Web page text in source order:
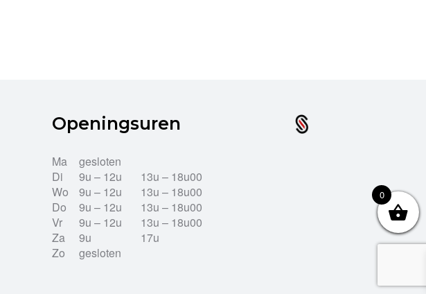
Openingsuren
Ma
gesloten
Di
9u – 12u
13u – 18u00
Wo
9u – 12u
13u – 18u00
Do
9u – 12u
13u – 18u00
Vr
9u – 12u
13u – 18u00
Za
9u
17u
Zo
gesloten
0